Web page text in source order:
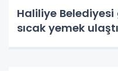
Haliliye
sıcak yemek